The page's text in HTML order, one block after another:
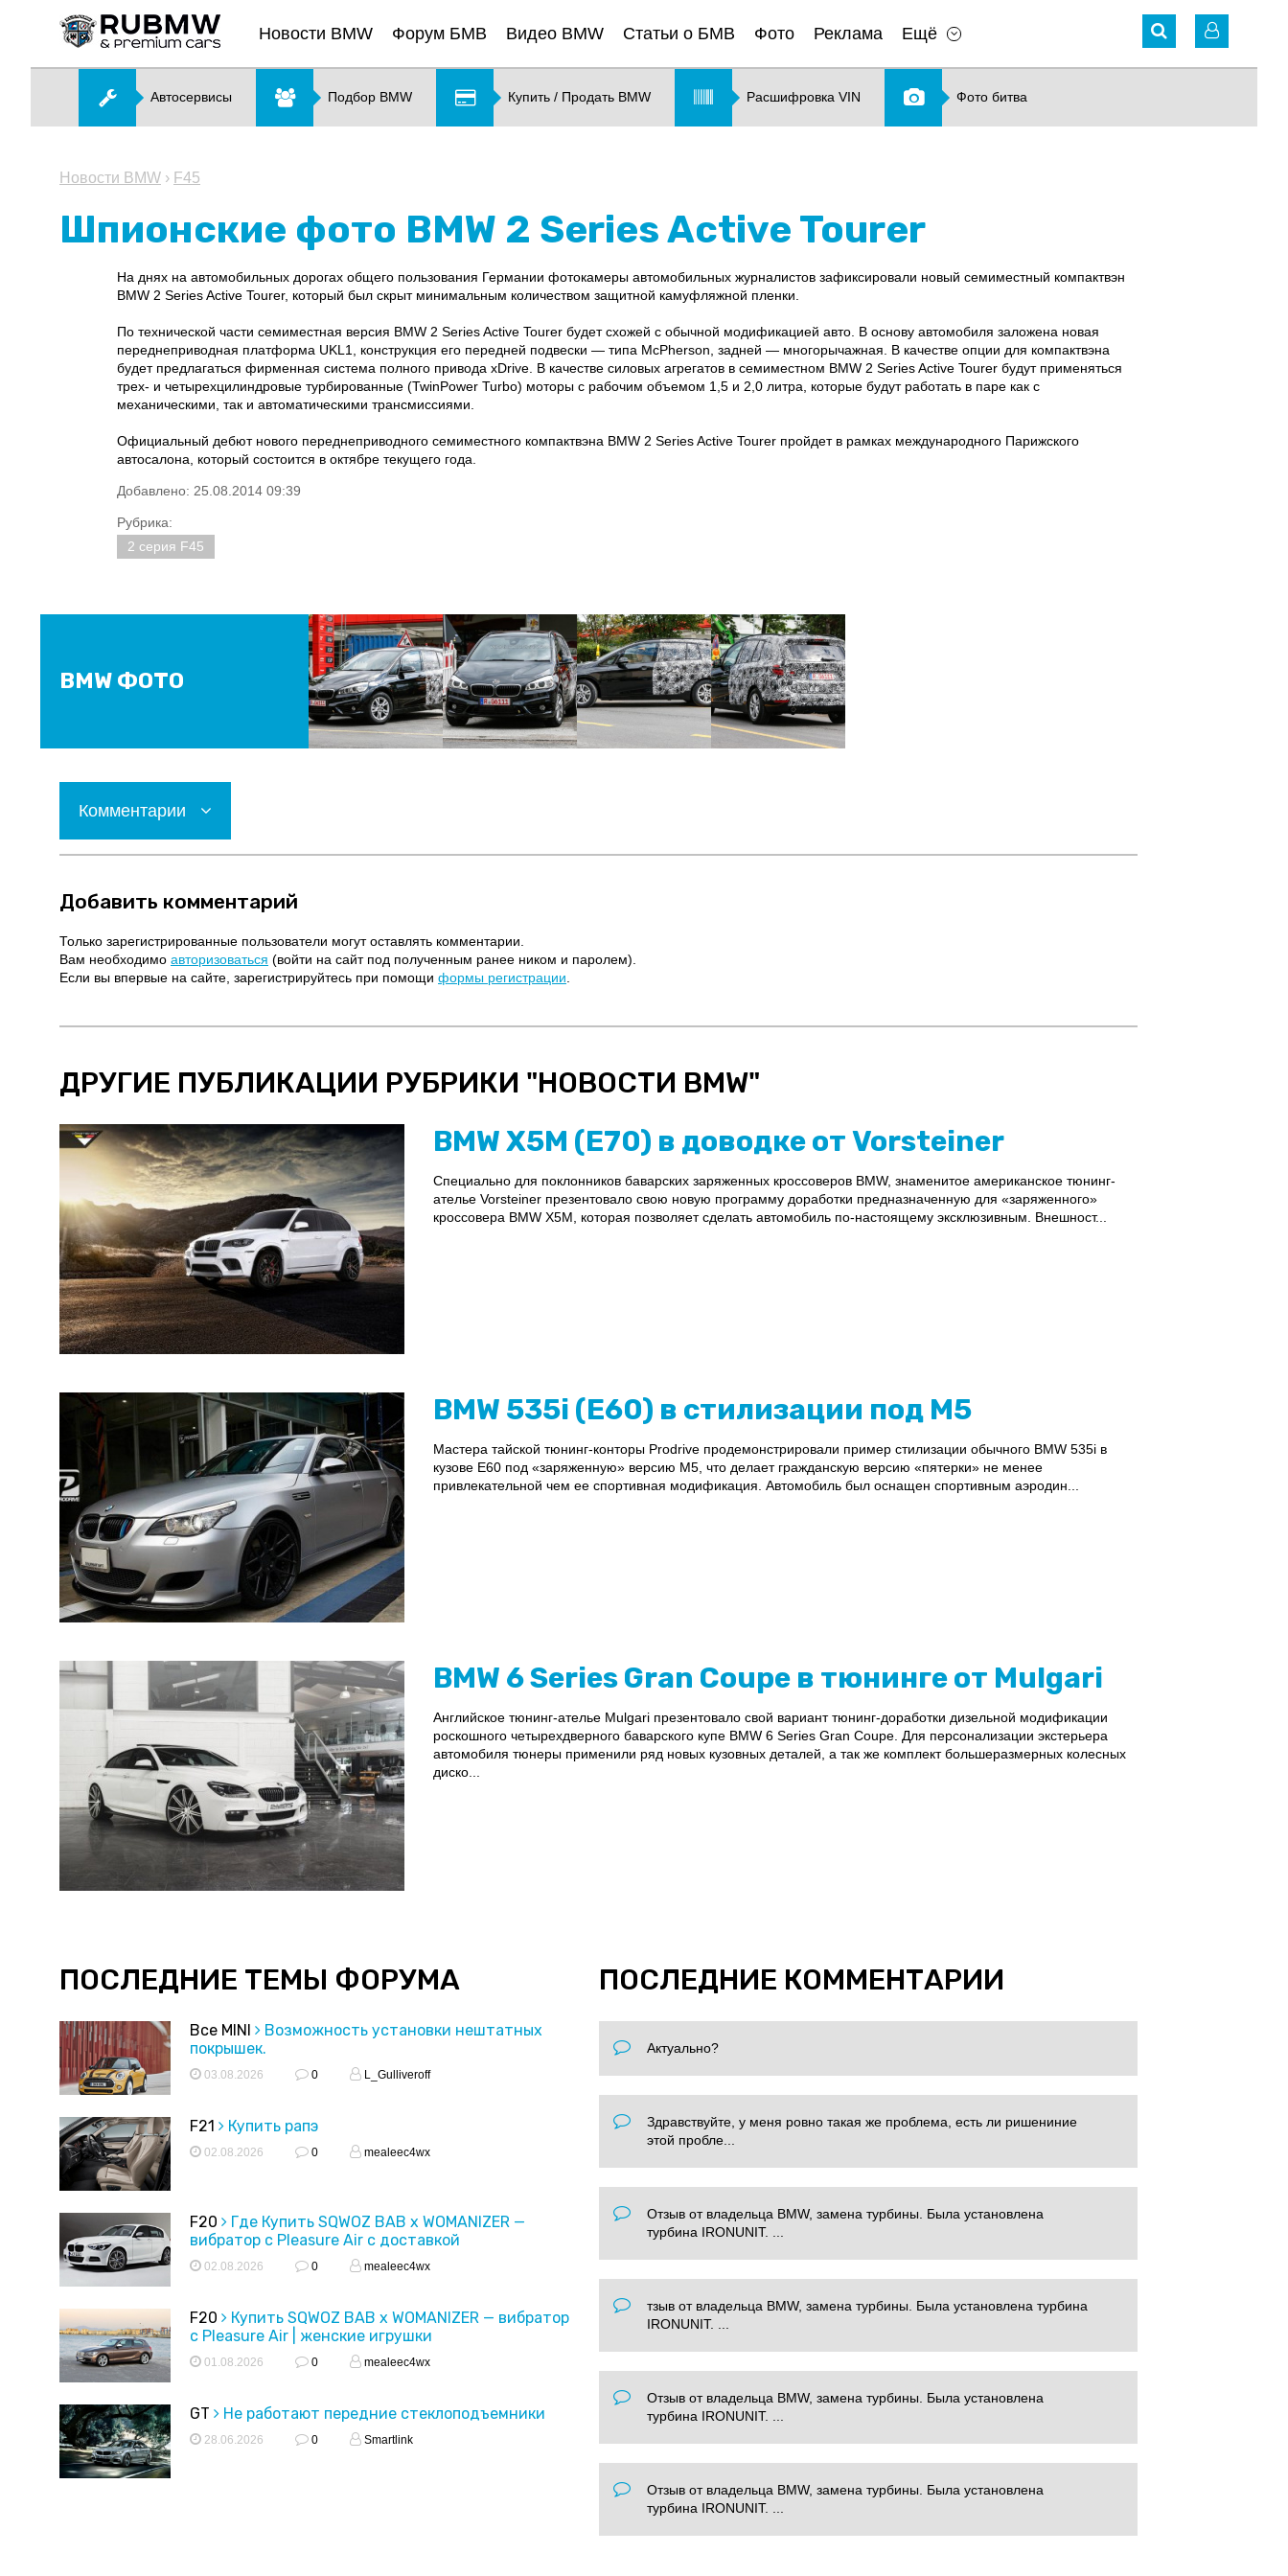
Новости BMW Форум БМВ Видео BMW Статьи о БМВ Фото Реклама Ещё
Автосервисы Подбор BMW Купить / Продать BMW Расшифровка VIN Фото битва
Новости BMW › F45
Шпионские фото BMW 2 Series Active Tourer
На днях на автомобильных дорогах общего пользования Германии фотокамеры автомобильных журналистов зафиксировали новый семиместный компактвэн
BMW 2 Series Active Tourer, который был скрыт минимальным количеством защитной камуфляжной пленки.
По технической части семиместная версия BMW 2 Series Active Tourer будет схожей с обычной модификацией авто. В основу автомобиля заложена новая
переднеприводная платформа UKL1, конструкция его передней подвески — типа McPherson, задней — многорычажная. В качестве опции для компактвэна
будет предлагаться фирменная система полного привода xDrive. В качестве силовых агрегатов в семиместном BMW 2 Series Active Tourer будут применяться
трех- и четырехцилиндровые турбированные (TwinPower Turbo) моторы с рабочим объемом 1,5 и 2,0 литра, которые будут работать в паре как с
механическими, так и автоматическими трансмиссиями.
Официальный дебют нового переднеприводного семиместного компактвэна BMW 2 Series Active Tourer пройдет в рамках международного Парижского
автосалона, который состоится в октябре текущего года.
Добавлено: 25.08.2014 09:39
Рубрика:
2 серия F45
BMW ФОТО
Комментарии
Добавить комментарий
Только зарегистрированные пользователи могут оставлять комментарии.
Вам необходимо авторизоваться (войти на сайт под полученным ранее ником и паролем).
Если вы впервые на сайте, зарегистрируйтесь при помощи формы регистрации
ДРУГИЕ ПУБЛИКАЦИИ РУБРИКИ "НОВОСТИ BMW"
BMW X5M (E70) в доводке от Vorsteiner
Специально для поклонников баварских заряженных кроссоверов BMW, знаменитое американское тюнинг-
ателье Vorsteiner презентовало свою новую программу доработки предназначенную для «заряженного»
кроссовера BMW X5M, которая позволяет сделать автомобиль по-настоящему эксклюзивным. Внешност...
BMW 535i (E60) в стилизации под М5
Мастера тайской тюнинг-конторы Prodrive продемонстрировали пример стилизации обычного BMW 535i в
кузове Е60 под «заряженную» версию М5, что делает гражданскую версию «пятерки» не менее
привлекательной чем ее спортивная модификация. Автомобиль был оснащен спортивным аэродин...
BMW 6 Series Gran Coupe в тюнинге от Mulgari
Английское тюнинг-ателье Mulgari презентовало свой вариант тюнинг-доработки дизельной модификации
роскошного четырехдверного баварского купе BMW 6 Series Gran Coupe. Для персонализации экстерьера
автомобиля тюнеры применили ряд новых кузовных деталей, а так же комплект большеразмерных колесных
диско...
ПОСЛЕДНИЕ ТЕМЫ ФОРУМА
Все MINI
Возможность установки нештатных
покрышек.
03.08.2026 0 L_Gulliveroff
F21 Купить рапэ
02.08.2026 0 mealeec4wx
F20
Где Купить SQWOZ BAB x WOMANIZER —
вибратор с Pleasure Air с доставкой
02.08.2026 0 mealeec4wx
F20
Купить SQWOZ BAB x WOMANIZER — вибратор
с Pleasure Air | женские игрушки
01.08.2026 0 mealeec4wx
GT Не работают передние стеклоподъемники
28.06.2026 0 Smartlink
ПОСЛЕДНИЕ КОММЕНТАРИИ
Актуально?
Здравствуйте, у меня ровно такая же проблема, есть ли ришениние
этой пробле...
Отзыв от владельца BMW, замена турбины. Была установлена
турбина IRONUNIT. ...
тзыв от владельца BMW, замена турбины. Была установлена турбина
IRONUNIT. ...
Отзыв от владельца BMW, замена турбины. Была установлена
турбина IRONUNIT. ...
Отзыв от владельца BMW, замена турбины. Была установлена
турбина IRONUNIT. ...